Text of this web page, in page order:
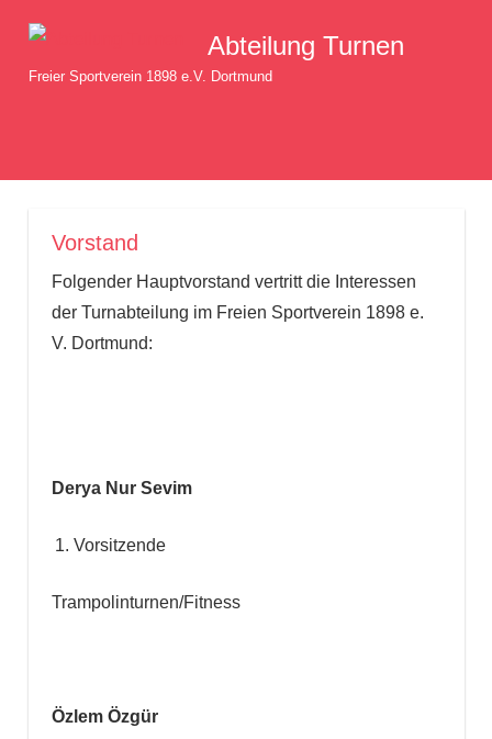
Inhalt
springen
Abteilung Turnen
Freier Sportverein 1898 e.V. Dortmund
Vorstand
Folgender Hauptvorstand vertritt die Interessen
der Turnabteilung im Freien Sportverein 1898 e.
V. Dortmund:
Derya Nur Sevim
Vorsitzende
Trampolinturnen/Fitness
Özlem Özgür